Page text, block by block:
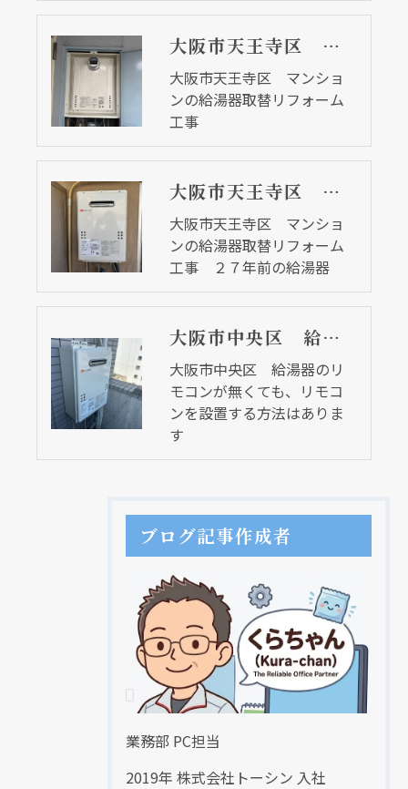
大阪市天王寺区 マンションの給湯器取替リフォーム工事
大阪市天王寺区 マンショ
ンの給湯器取替リフォーム
工事
大阪市天王寺区 マンションの給湯器取替リフォーム工事 ２７年前の給湯器
大阪市天王寺区 マンショ
ンの給湯器取替リフォーム
工事 ２７年前の給湯器
大阪市中央区 給湯器のリモコンが無くても、リモコンを設置する方法はあります
大阪市中央区 給湯器のリ
モコンが無くても、リモコ
ンを設置する方法はありま
す
ブログ記事作成者
業務部 PC担当
2019年 株式会社トーシン 入社